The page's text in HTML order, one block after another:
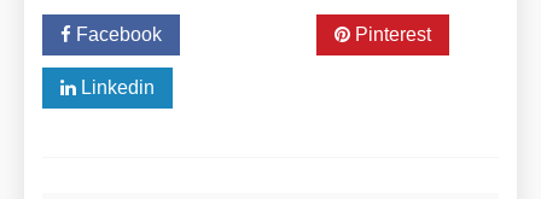
Facebook Pinterest
Linkedin